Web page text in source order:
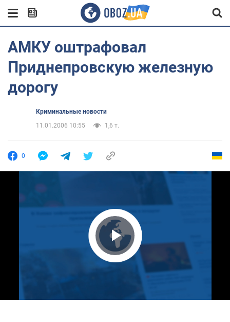
АМКУ оштрафовал
Приднепровскую железную
дорогу
Криминальные новости
11.01.2006 10:55
1,6 т.
0
Play Video